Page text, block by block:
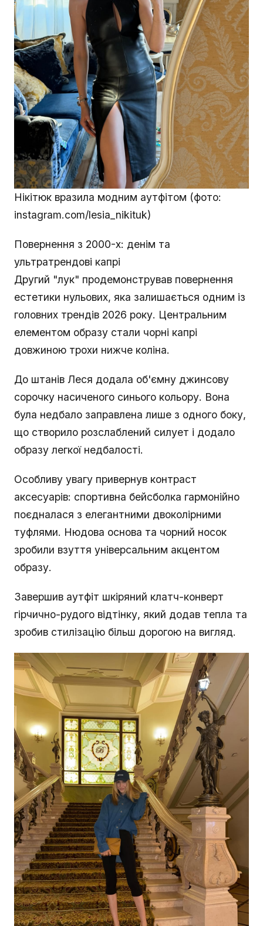
Нікітюк вразила модним аутфітом (фото:
instagram.com/lesia_nikituk)
Повернення з 2000-х: денім та
ультратрендові капрі
Другий "лук" продемонстрував повернення
естетики нульових, яка залишається одним із
головних трендів 2026 року. Центральним
елементом образу стали чорні капрі
довжиною трохи нижче коліна.
До штанів Леся додала об'ємну джинсову
сорочку насиченого синього кольору. Вона
була недбало заправлена лише з одного боку,
що створило розслаблений силует і додало
образу легкої недбалості.
Особливу увагу привернув контраст
аксесуарів: спортивна бейсболка гармонійно
поєдналася з елегантними двоколірними
туфлями. Нюдова основа та чорний носок
зробили взуття універсальним акцентом
образу.
Завершив аутфіт шкіряний клатч-конверт
гірчично-рудого відтінку, який додав тепла та
зробив стилізацію більш дорогою на вигляд.